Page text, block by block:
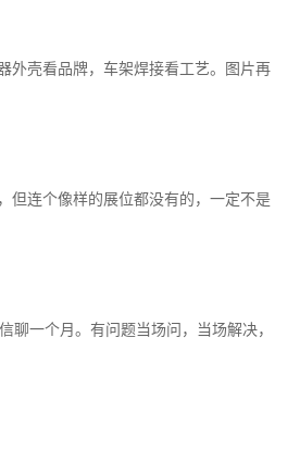
外壳看品牌，车架焊接看工艺。图片再
但连个像样的展位都没有的，一定不是
聊一个月。有问题当场问，当场解决，